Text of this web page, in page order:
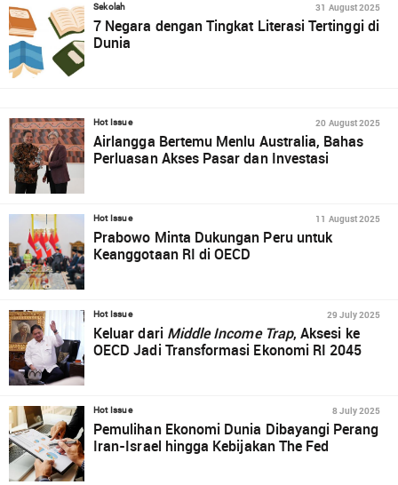
Sekolah 31 August 2025
7 Negara dengan Tingkat Literasi Tertinggi di
Dunia
Hot Issue 20 August 2025
Airlangga Bertemu Menlu Australia, Bahas
Perluasan Akses Pasar dan Investasi
Hot Issue 11 August 2025
Prabowo Minta Dukungan Peru untuk
Keanggotaan RI di OECD
Hot Issue 29 July 2025
Keluar dari Middle Income Trap, Aksesi ke
OECD Jadi Transformasi Ekonomi RI 2045
Hot Issue 8 July 2025
Pemulihan Ekonomi Dunia Dibayangi Perang
Iran-Israel hingga Kebijakan The Fed